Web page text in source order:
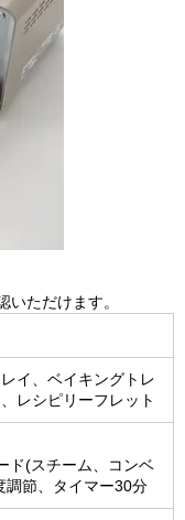
いただけます。
イ、ベイキングトレ
レシピリーフレット
ド(スチーム、コンベ
調節、タイマー30分